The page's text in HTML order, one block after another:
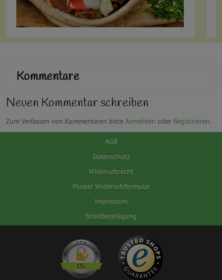
Kommentare
Neuen Kommentar schreiben
Zum Verfassen von Kommentaren bitte Anmelden oder Registrieren.
AGB
Datenschutz
Widerrufsrecht
Muster Widerrufsformular
Impressum
Streitbeteiligung